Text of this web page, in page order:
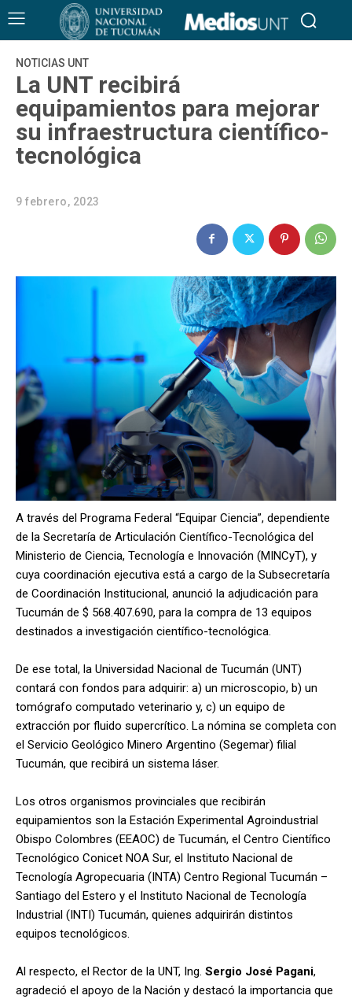
NOTICIAS UNT
La UNT recibirá
equipamientos para mejorar
su infraestructura científico-
tecnológica
9 febrero, 2023
A través del Programa Federal “Equipar Ciencia”, dependiente
de la Secretaría de Articulación Científico-Tecnológica del
Ministerio de Ciencia, Tecnología e Innovación (MINCyT), y
cuya coordinación ejecutiva está a cargo de la Subsecretaría
de Coordinación Institucional, anunció la adjudicación para
Tucumán de $ 568.407.690, para la compra de 13 equipos
destinados a investigación científico-tecnológica.
De ese total, la Universidad Nacional de Tucumán (UNT)
contará con fondos para adquirir: a) un microscopio, b) un
tomógrafo computado veterinario y, c) un equipo de
extracción por fluido supercrítico. La nómina se completa con
el Servicio Geológico Minero Argentino (Segemar) filial
Tucumán, que recibirá un sistema láser.
Los otros organismos provinciales que recibirán
equipamientos son la Estación Experimental Agroindustrial
Obispo Colombres (EEAOC) de Tucumán, el Centro Científico
Tecnológico Conicet NOA Sur, el Instituto Nacional de
Tecnología Agropecuaria (INTA) Centro Regional Tucumán –
Santiago del Estero y el Instituto Nacional de Tecnología
Industrial (INTI) Tucumán, quienes adquirirán distintos
equipos tecnológicos.
Al respecto, el Rector de la UNT, Ing. Sergio José Pagani,
agradeció el apoyo de la Nación y destacó la importancia que